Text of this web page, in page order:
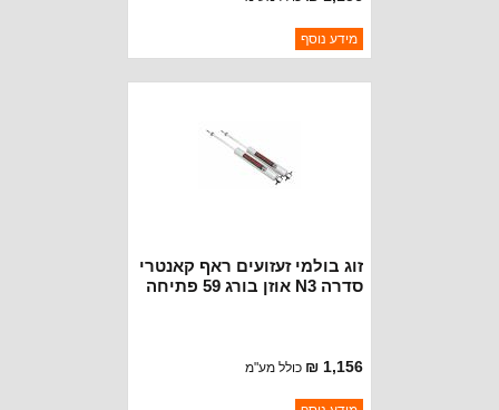
ברקוד: 23171_A
יצרן:ROUGH COUNTRY
מידע נוסף
זוג בולמי זעזועים ראף קאנטרי
סדרה N3 אוזן בורג 59 פתיחה
1,156 ₪ כולל מע"מ
ברקוד: 23169_A